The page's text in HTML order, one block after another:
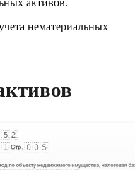
активов.
нематериальных